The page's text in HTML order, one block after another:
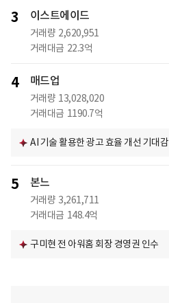
3 이스트에이드
거래량 2,620,951
거래대금 22.3억
4 매드업
거래량 13,028,020
거래대금 1190.7억
AI 기술 활용한 광고 효율 개선 기대감
5 본느
거래량 3,261,711
거래대금 148.4억
구미현 전 아워홈 회장 경영권 인수